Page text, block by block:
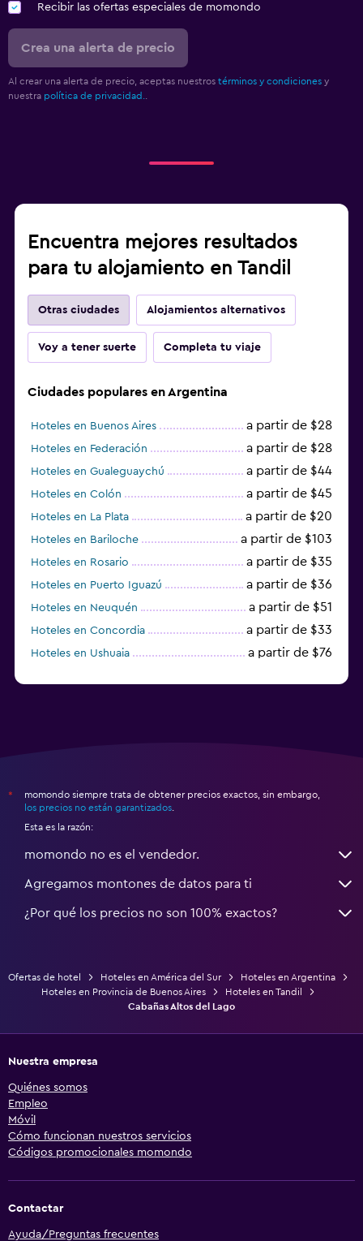
Comidas para niños
Gimnasio
Tenis
Recibir las ofertas especiales de momondo
Crea una alerta de precio
Al crear una alerta de precio, aceptas nuestros términos y condiciones y
nuestra política de privacidad.
Encuentra mejores resultados
para tu alojamiento en Tandil
Otras ciudades Alojamientos alternativos
Voy a tener suerte Completa tu viaje
Ciudades populares en Argentina
Hoteles en Buenos Aires a partir de $28
Hoteles en Federación a partir de $28
Hoteles en Gualeguaychú a partir de $44
Hoteles en Colón a partir de $45
Hoteles en La Plata a partir de $20
Hoteles en Bariloche a partir de $103
Hoteles en Rosario a partir de $35
Hoteles en Puerto Iguazú a partir de $36
Hoteles en Neuquén a partir de $51
Hoteles en Concordia a partir de $33
Hoteles en Ushuaia a partir de $76
*
momondo siempre trata de obtener precios exactos, sin embargo,
los precios no están garantizados
Esta es la razón:
momondo no es el vendedor.
Agregamos montones de datos para ti
¿Por qué los precios no son 100% exactos?
Ofertas de hotel Hoteles en América del Sur
Hoteles en Argentina
Hoteles en Provincia de Buenos Aires
Hoteles en Tandil
Cabañas Altos del Lago
Nuestra empresa
Quiénes somos
Empleo
Móvil
Cómo funcionan nuestros servicios
Códigos promocionales momondo
Contactar
Ayuda/Preguntas frecuentes